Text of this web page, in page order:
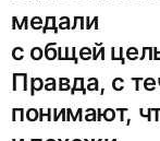
медали
с общей
Правда, с
понимают,